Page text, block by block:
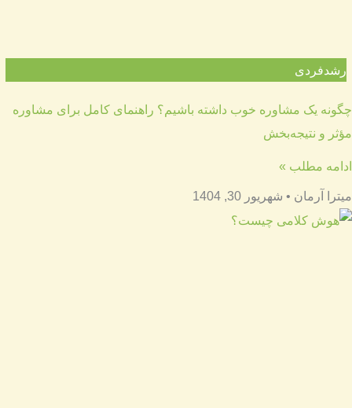
رشدفردی
چگونه یک مشاوره خوب داشته باشیم؟ راهنمای کامل برای مشاوره
مؤثر و نتیجه‌بخش
ادامه مطلب »
میترا آرمان شهریور 30, 1404